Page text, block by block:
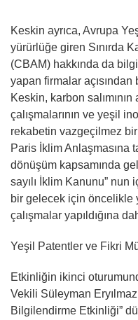
Keskin ayrıca, Avrupa
yürürlüğe giren Sınırda
(CBAM) hakkında da
yapan firmalar açısından
Keskin, karbon
çalışmalarının ve yeşil
rekabetin vazgeçilmez
Paris İklim Anlaşmasına
dönüşüm kapsamında
sayılı İklim Kanunu”
bir gelecek için öncelikle
çalışmalar yapıldığına
Yeşil Patentler ve Fikri
Etkinliğin ikinci
Vekili Süleyman
Bilgilendirme Etkinliği”